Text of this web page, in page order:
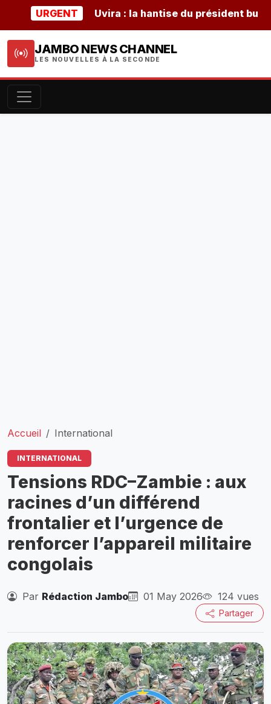
URGENT Uvira : la hantise du président
JAMBO NEWS CHANNEL
LES NOUVELLES À LA SECONDE
Accueil International
INTERNATIONAL
Tensions RDC–Zambie : aux
racines d’un différend
frontalier et l’urgence de
renforcer l’appareil militaire
congolais
Par Rédaction Jambo 01 May 2026 124 vues
Partager